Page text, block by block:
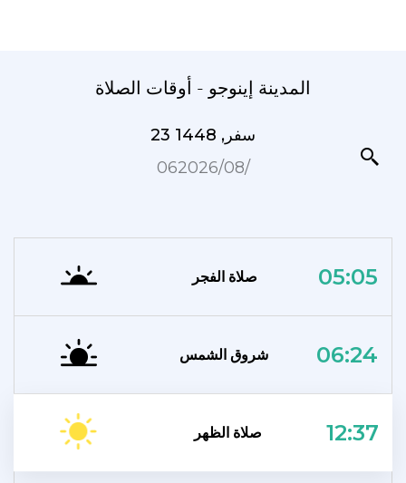
المدينة إينوجو - أوقات الصلاة
23 سفر, 1448
06‏/08‏/2026
صلاة الفجر 05:05
شروق الشمس 06:24
صلاة الظهر 12:37